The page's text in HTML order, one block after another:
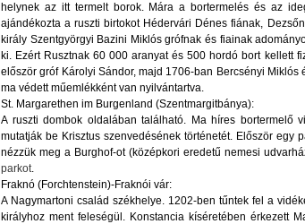
helynek az itt termelt borok. Mára a bortermelés és az
ajándékozta a ruszti birtokot Hédervári Dénes fiának,
király Szentgyörgyi Bazini Miklós grófnak és fiainak
ki. Ezért Rusztnak 60 000 aranyat és 500 hordó bort kellett
először gróf Károlyi Sándor, majd 1706-ban Bercsényi
ma védett műemlékként van nyilvántartva.
St. Margarethen im Burgenland (Szentmargitbánya):
A ruszti dombok oldalában található. Ma híres bortermelő
mutatják be Krisztus szenvedésének történetét. Először
nézzük meg a Burghof-ot (középkori eredetű nemesi
parkot.
Fraknó (Forchtenstein)-Fraknói vár:
A Nagymartoni család székhelye. 1202-ben tűntek fel a
királyhoz ment feleségül. Konstancia kíséretében érkezett